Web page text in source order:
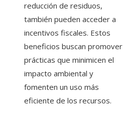
reducción de residuos,
también pueden acceder a
incentivos fiscales. Estos
beneficios buscan promover
prácticas que minimicen el
impacto ambiental y
fomenten un uso más
eficiente de los recursos.